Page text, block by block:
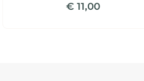
€ 11,00